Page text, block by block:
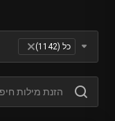
Table Filter
כל (1142) ×